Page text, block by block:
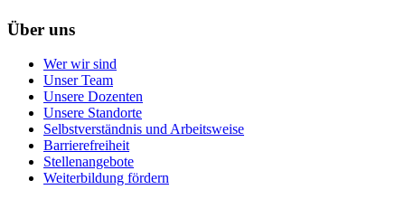
Über uns
Wer wir sind
Unser Team
Unsere Dozenten
Unsere Standorte
Selbstverständnis und Arbeitsweise
Barrierefreiheit
Stellenangebote
Weiterbildung fördern